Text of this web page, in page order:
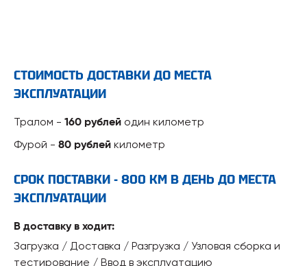
СТОИМОСТЬ ДОСТАВКИ ДО МЕСТА
ЭКСПЛУАТАЦИИ
Тралом - 160 рублей один километр
Фурой - 80 рублей километр
СРОК ПОСТАВКИ - 800 КМ В ДЕНЬ ДО МЕСТА
ЭКСПЛУАТАЦИИ
В доставку в ходит:
Загрузка / Доставка / Разгрузка / Узловая сборка и
тестирование / Ввод в эксплуатацию